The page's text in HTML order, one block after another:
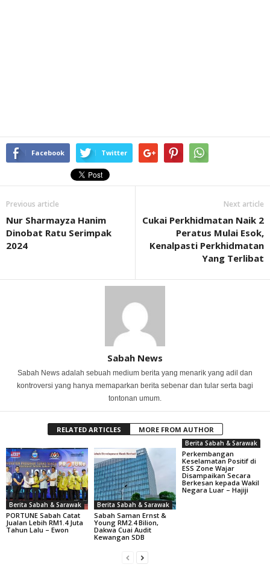
Facebook Twitter
Previous article
Nur Sharmayza Hanim
Dinobat Ratu Serimpak
2024
Next article
Cukai Perkhidmatan Naik 2
Peratus Mulai Esok,
Kenalpasti Perkhidmatan
Yang Terlibat
Sabah News
Sabah News adalah sebuah medium berita yang menarik yang adil dan
kontroversi yang hanya memaparkan berita sebenar dan tular serta bagi
tontonan umum.
RELATED ARTICLES MORE FROM AUTHOR
Berita Sabah & Sarawak
PORTUNE Sabah Catat
Jualan Lebih RM1.4 Juta
Tahun Lalu – Ewon
Berita Sabah & Sarawak
Sabah Saman Ernst &
Young RM2.4 Bilion,
Dakwa Cuai Audit
Kewangan SDB
Berita Sabah & Sarawak
Perkembangan
Keselamatan Positif di
ESS Zone Wajar
Disampaikan Secara
Berkesan kepada Wakil
Negara Luar – Hajiji